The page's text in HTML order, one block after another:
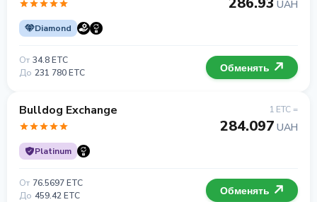
Diamond
UAH
От 34.8 ETC
До 231 780 ETC Обменять
Bulldog Exchange
Platinum
1 ETC =
284.097 UAH
От 76.5697 ETC
До 459.42 ETC Обменять